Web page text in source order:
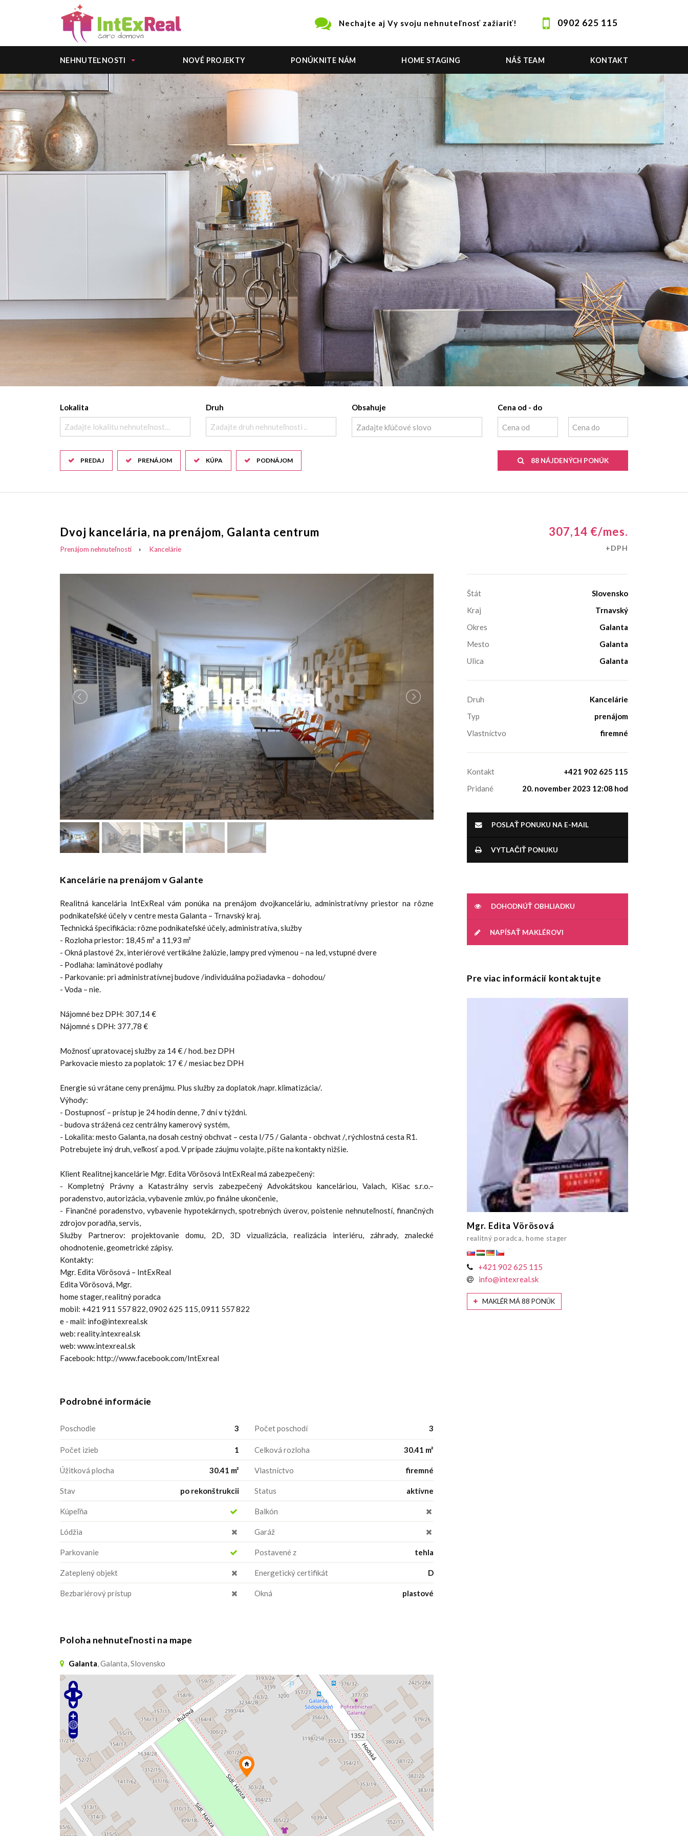
0902 625 115
Nechajte aj Vy svoju nehnuteľnosť zažiariť!
NEHNUTEĽNOSTI NOVÉ PROJEKTY PONÚKNITE NÁM HOME STAGING NÁŠ TEAM KONTAKT
Lokalita
Zadajte lokalitu nehnuteľnosti ..
Druh
Zadajte druh nehnuteľnosti ..
Obsahuje Cena od - do
PREDAJ PRENÁJOM KÚPA PODNÁJOM 88 NÁJDENÝCH PONÚK
Dvoj kancelária, na prenájom, Galanta centrum 307,14 €/mes.
+DPH
Prenájom nehnuteľností Kancelárie
Kancelárie na prenájom v Galante
Realitná kancelária IntExReal vám ponúka na prenájom dvojkanceláriu, administratívny priestor na rôzne
podnikateľské účely v centre mesta Galanta – Trnavský kraj.
Technická špecifikácia: rôzne podnikateľské účely, administratíva, služby
- Rozloha priestor: 18,45 m² a 11,93 m²
- Okná plastové 2x, interiérové vertikálne žalúzie, lampy pred výmenou – na led, vstupné dvere
- Podlaha: laminátové podlahy
- Parkovanie: pri administratívnej budove /individuálna požiadavka – dohodou/
- Voda – nie.
Nájomné bez DPH: 307,14 €
Nájomné s DPH: 377,78 €
Možnosť upratovacej služby za 14 € / hod. bez DPH
Parkovacie miesto za poplatok: 17 € / mesiac bez DPH
Energie sú vrátane ceny prenájmu. Plus služby za doplatok /napr. klimatizácia/.
Výhody:
- Dostupnosť – prístup je 24 hodín denne, 7 dní v týždni.
- budova strážená cez centrálny kamerový systém,
- Lokalita: mesto Galanta, na dosah cestný obchvat – cesta I/75 / Galanta - obchvat /, rýchlostná cesta R1.
Potrebujete iný druh, veľkosť a pod. V prípade záujmu volajte, píšte na kontakty nižšie.
Klient Realitnej kancelárie Mgr. Edita Vörösová IntExReal má zabezpečený:
- Kompletný Právny a Katastrálny servis zabezpečený Advokátskou kanceláriou, Valach, Kišac s.r.o.–
poradenstvo, autorizácia, vybavenie zmlúv, po finálne ukončenie,
- Finančné poradenstvo, vybavenie hypotekárnych, spotrebných úverov, poistenie nehnuteľností, finančných
zdrojov poradňa, servis,
Služby Partnerov: projektovanie domu, 2D, 3D vizualizácia, realizácia interiéru, záhrady, znalecké
ohodnotenie, geometrické zápisy.
Kontakty:
Mgr. Edita Vörösová – IntExReal
Edita Vörösová, Mgr.
home stager, realitný poradca
mobil: +421 911 557 822, 0902 625 115, 0911 557 822
e - mail: info@intexreal.sk
web: reality.intexreal.sk
web: www.intexreal.sk
Facebook: http://www.facebook.com/IntExreal
Podrobné informácie
Poschodie 3 Počet poschodí 3
Počet izieb 1 Celková rozloha 30.41 m²
Úžitková plocha 30.41 m² Vlastníctvo firemné
Stav po rekonštrukcii Status aktívne
Kúpeľňa Balkón
Lódžia Garáž
Parkovanie Postavené z tehla
Zateplený objekt Energetický certifikát D
Bezbariérový prístup Okná plastové
Poloha nehnuteľnosti na mape
Galanta, Galanta, Slovensko
Štát
Slovensko
Kraj
Trnavský
Okres
Galanta
Mesto
Galanta
Ulica
Galanta
Druh
Kancelárie
Typ
prenájom
Vlastníctvo
firemné
Kontakt
+421 902 625 115
Pridané
20. november 2023 12:08 hod
POSLAŤ PONUKU NA E-MAIL
VYTLAČIŤ PONUKU
DOHODNÚŤ OBHLIADKU
NAPÍSAŤ MAKLÉROVI
Pre viac informácií kontaktujte
Mgr. Edita Vörösová
realitný poradca, home stager
+421 902 625 115
info@intexreal.sk
MAKLÉR MÁ 88 PONÚK